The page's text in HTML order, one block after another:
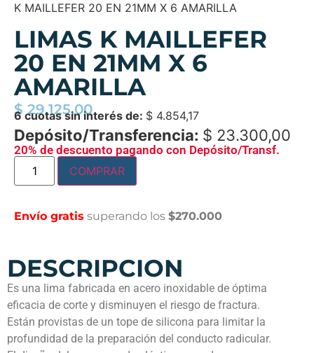
K MAILLEFER 20 EN 21MM X 6 AMARILLA
LIMAS K MAILLEFER
20 EN 21MM X 6
AMARILLA
$ 29.125,00
6 cuotas sin interés de: $ 4.854,17
Depósito/Transferencia: $ 23.300,00
20% de descuento pagando con Depósito/Transf.
COMPRAR
Envío gratis superando los $270.000
DESCRIPCION
Es una lima fabricada en acero inoxidable de óptima
eficacia de corte y disminuyen el riesgo de fractura.
Están provistas de un tope de silicona para limitar la
profundidad de la preparación del conducto radicular.